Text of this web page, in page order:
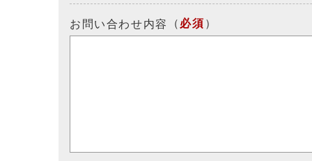
お問い合わせ内容 （ 必須 ）